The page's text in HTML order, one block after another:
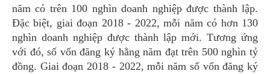
năm có trên 100 nghìn doanh nghiệp được thành lập.
Đặc biệt, giai đoạn 2018 - 2022, mỗi năm có hơn 130
nghìn doanh nghiệp được thành lập mới. Tương ứng
với đó, số vốn đăng ký hằng năm đạt trên 500 nghìn tỷ
đồng. Giai đoạn 2018 - 2022, mỗi năm số vốn đăng ký